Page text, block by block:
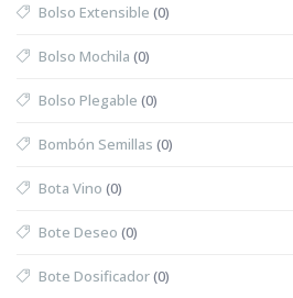
Bolso Extensible (0)
Bolso Mochila (0)
Bolso Plegable (0)
Bombón Semillas (0)
Bota Vino (0)
Bote Deseo (0)
Bote Dosificador(0)